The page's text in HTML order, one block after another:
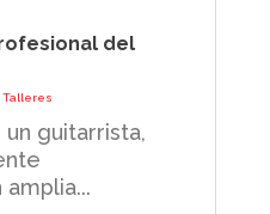
del
Talleres
guitarrista,